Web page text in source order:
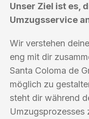
Unser Ziel ist es,
Umzugsservice
Wir verstehen
eng mit dir
Santa Coloma de
möglich zu
steht dir während
Umzugsprozesses